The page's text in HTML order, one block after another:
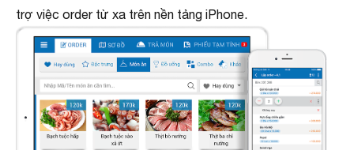
trợ việc order từ xa trên nền tảng iPhone.